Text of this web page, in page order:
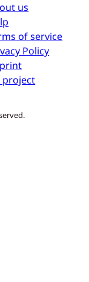
us
of service
Policy
project